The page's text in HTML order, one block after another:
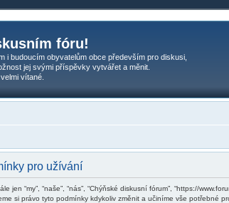
fóru!
budoucím obyvatelům obce především pro diskusi,
jej svými příspěvky vytvářet a měnit.
vítané.
pro užívání
jen “my”, “naše”, “nás”, “Chýňské diskusní fórum”, “https://
si právo tyto podmínky kdykoliv změnit a učiníme vše potřebné